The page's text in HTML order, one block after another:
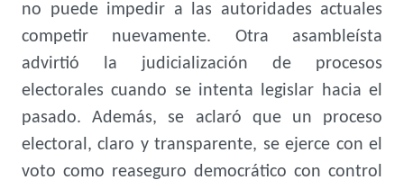
no puede impedir a las autoridades actuales
competir nuevamente. Otra asambleísta
advirtió la judicialización de procesos
electorales cuando se intenta legislar hacia el
pasado. Además, se aclaró que un proceso
electoral, claro y transparente, se ejerce con el
voto como reaseguro democrático con control